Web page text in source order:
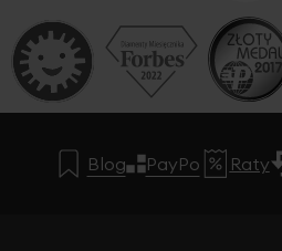
Blog PayPo Raty